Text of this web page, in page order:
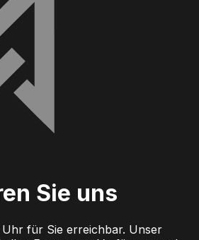
Sie uns
für Sie erreichbar. Unser